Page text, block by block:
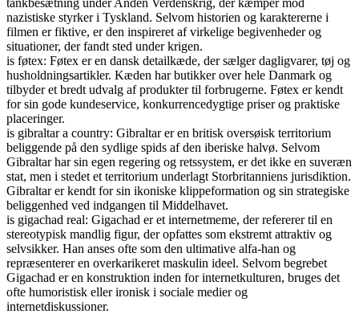
nazistiske styrker i Tyskland. Selvom historien og karaktererne i
filmen er fiktive, er den inspireret af virkelige begivenheder og
situationer, der fandt sted under krigen.
is føtex: Føtex er en dansk detailkæde, der sælger dagligvarer, tøj og
husholdningsartikler. Kæden har butikker over hele Danmark og
tilbyder et bredt udvalg af produkter til forbrugerne. Føtex er kendt
for sin gode kundeservice, konkurrencedygtige priser og praktiske
placeringer.
is gibraltar a country: Gibraltar er en britisk oversøisk territorium
beliggende på den sydlige spids af den iberiske halvø. Selvom
Gibraltar har sin egen regering og retssystem, er det ikke en suveræn
stat, men i stedet et territorium underlagt Storbritanniens jurisdiktion.
Gibraltar er kendt for sin ikoniske klippeformation og sin strategiske
beliggenhed ved indgangen til Middelhavet.
is gigachad real: Gigachad er et internetmeme, der refererer til en
stereotypisk mandlig figur, der opfattes som ekstremt attraktiv og
selvsikker. Han anses ofte som den ultimative alfa-han og
repræsenterer en overkarikeret maskulin ideel. Selvom begrebet
Gigachad er en konstruktion inden for internetkulturen, bruges det
ofte humoristisk eller ironisk i sociale medier og
internetdiskussioner.